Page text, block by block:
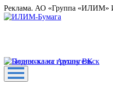
Реклама. АО «Группа «ИЛИМ»